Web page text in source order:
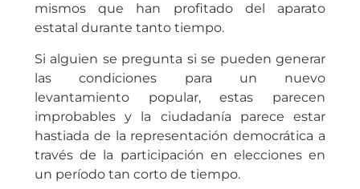
mismos que han profitado del aparato
estatal durante tanto tiempo.
Si alguien se pregunta si se pueden generar
las condiciones para un nuevo
levantamiento popular, estas parecen
improbables y la ciudadanía parece estar
hastiada de la representación democrática a
través de la participación en elecciones en
un período tan corto de tiempo.